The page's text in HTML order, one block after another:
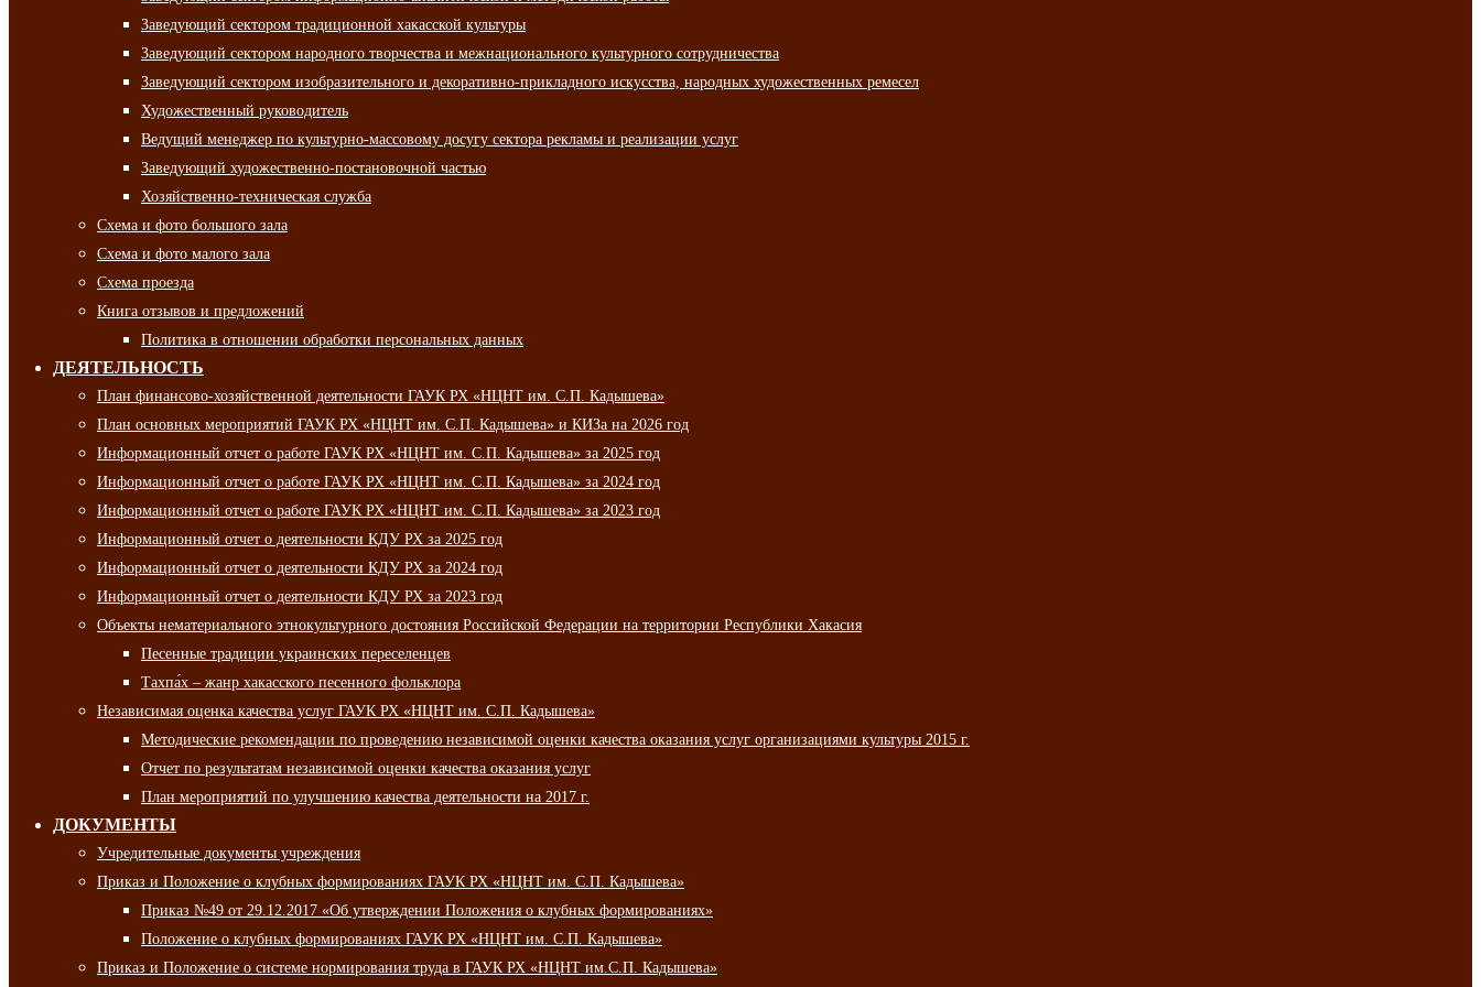
Заведующий сектором традиционной хакасской культуры
Заведующий сектором народного творчества и межнационального культурного сотрудничества
Заведующий сектором изобразительного и декоративно-прикладного искусства, народных художественных ремесел
Художественный руководитель
Ведущий менеджер по культурно-массовому досугу сектора рекламы и реализации услуг
Заведующий художественно-постановочной частью
Хозяйственно-техническая служба
Схема и фото большого зала
Схема и фото малого зала
Схема проезда
Книга отзывов и предложений
Политика в отношении обработки персональных данных
ДЕЯТЕЛЬНОСТЬ
План финансово-хозяйственной деятельности ГАУК РХ «НЦНТ им. С.П. Кадышева»
План основных мероприятий ГАУК РХ «НЦНТ им. С.П. Кадышева» и КИЗа на 2026 год
Информационный отчет о работе ГАУК РХ «НЦНТ им. С.П. Кадышева» за 2025 год
Информационный отчет о работе ГАУК РХ «НЦНТ им. С.П. Кадышева» за 2024 год
Информационный отчет о работе ГАУК РХ «НЦНТ им. С.П. Кадышева» за 2023 год
Информационный отчет о деятельности КДУ РХ за 2025 год
Информационный отчет о деятельности КДУ РХ за 2024 год
Информационный отчет о деятельности КДУ РХ за 2023 год
Объекты нематериального этнокультурного достояния Российской Федерации на территории Республики Хакасия
Песенные традиции украинских переселенцев
Тахпа́х – жанр хакасского песенного фольклора
Независимая оценка качества услуг ГАУК РХ «НЦНТ им. С.П. Кадышева»
Методические рекомендации по проведению независимой оценки качества оказания услуг организациями культуры 2015 г.
Отчет по результатам независимой оценки качества оказания услуг
План мероприятий по улучшению качества деятельности на 2017 г.
ДОКУМЕНТЫ
Учредительные документы учреждения
Приказ и Положение о клубных формированиях ГАУК РХ «НЦНТ им. С.П. Кадышева»
Приказ №49 от 29.12.2017 «Об утверждении Положения о клубных формированиях»
Положение о клубных формированиях ГАУК РХ «НЦНТ им. С.П. Кадышева»
Приказ и Положение о системе нормирования труда в ГАУК РХ «НЦНТ им.С.П. Кадышева»